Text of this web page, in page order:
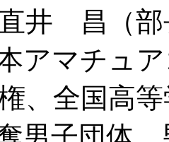
直井 昌（
アマチュ
、全国高
男子団体